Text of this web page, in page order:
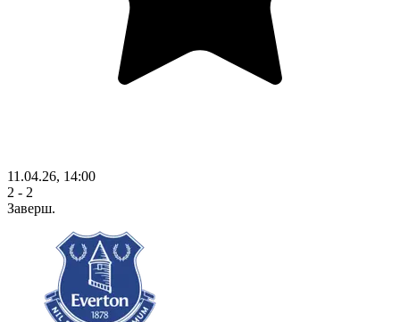
11.04.26, 14:00
2 - 2
Заверш.